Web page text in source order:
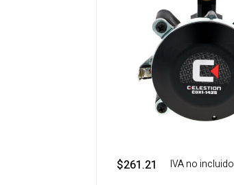
$261.21 ‎ ‎ ‎ IVA no incluido